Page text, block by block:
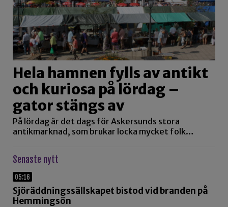
Hela hamnen fylls av antikt
och kuriosa på lördag –
gator stängs av
På lördag är det dags för Askersunds stora
antikmarknad, som brukar locka mycket folk…
Senaste nytt
05:16
Sjöräddningssällskapet bistod vid branden på
Hemmingsön